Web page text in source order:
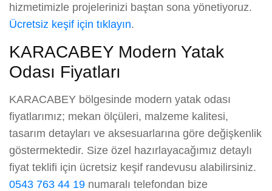
hizmetimizle projelerinizi baştan sona yönetiyoruz.
Ücretsiz keşif için tıklayın.
KARACABEY Modern Yatak
Odası Fiyatları
KARACABEY bölgesinde modern yatak odası
fiyatlarımız; mekan ölçüleri, malzeme kalitesi,
tasarım detayları ve aksesuarlarına göre değişkenlik
göstermektedir. Size özel hazırlayacağımız detaylı
fiyat teklifi için ücretsiz keşif randevusu alabilirsiniz.
0543 763 44 19 numaralı telefondan bize